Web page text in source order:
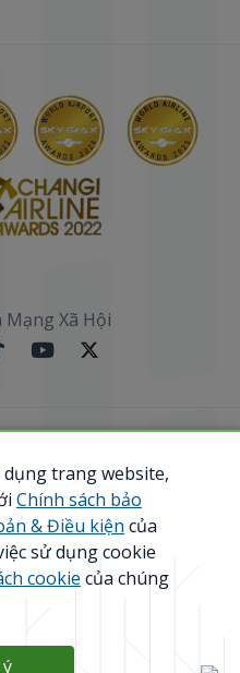
Xã Hội
All Rights
0107867370
dụng trang website,
Chính sách bảo
& Điều kiện của
sử dụng cookie
cookie của chúng